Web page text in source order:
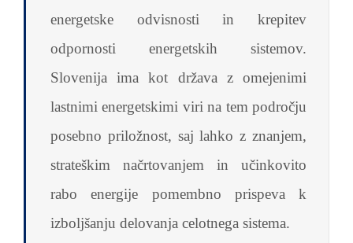
energetske odvisnosti in krepitev
odpornosti energetskih sistemov.
Slovenija ima kot država z omejenimi
lastnimi energetskimi viri na tem področju
posebno priložnost, saj lahko z znanjem,
strateškim načrtovanjem in učinkovito
rabo energije pomembno prispeva k
izboljšanju delovanja celotnega sistema.